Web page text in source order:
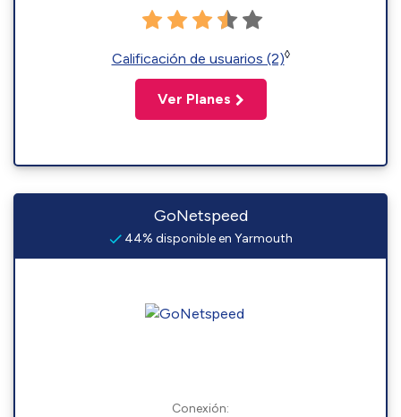
Calificación de usuarios (2)◊
Ver Planes
GoNetspeed
44% disponible en Yarmouth
Conexión: